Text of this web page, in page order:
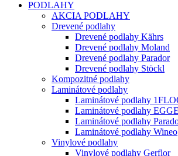
PODLAHY
AKCIA PODLAHY
Drevené podlahy
Drevené podlahy Kährs
Drevené podlahy Moland
Drevené podlahy Parador
Drevené podlahy Stöckl
Kompozitné podlahy
Laminátové podlahy
Laminátové podlahy
Laminátové podlahy
Laminátové podlahy
Laminátové podlahy Wineo
Vinylové podlahy
Vinylové podlahy Gerflor